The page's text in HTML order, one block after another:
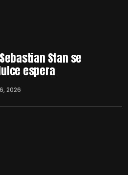
Stan se
espera
2026